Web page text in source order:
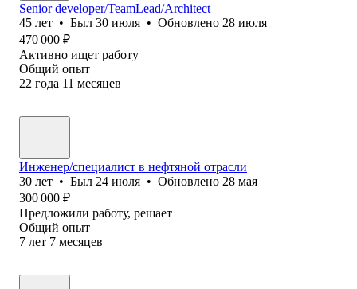
Senior developer/TeamLead/Architect
45 лет • Был 30 июля • Обновлено 28 июля
470 000 ₽
Активно ищет работу
Общий опыт
22 года 11 месяцев
Инженер/специалист в нефтяной отрасли
30 лет • Был 24 июля • Обновлено 28 мая
300 000 ₽
Предложили работу, решает
Общий опыт
7 лет 7 месяцев